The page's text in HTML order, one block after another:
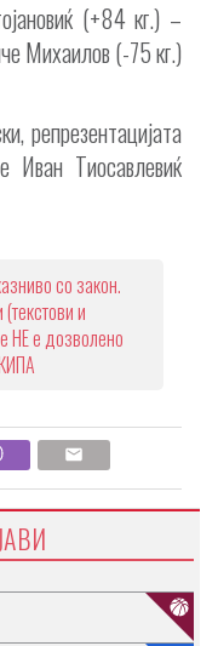
(+84 кг.) –
Михаилов (-75 кг.)
репрезентацијата
Иван Тиосавлевиќ
со закон.
и
НЕ е дозволено